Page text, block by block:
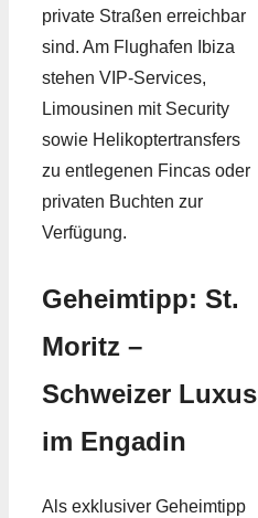
private Straßen erreichbar
sind. Am Flughafen Ibiza
stehen VIP-Services,
Limousinen mit Security
sowie Helikoptertransfers
zu entlegenen Fincas oder
privaten Buchten zur
Verfügung.
Geheimtipp: St.
Moritz –
Schweizer Luxus
im Engadin
Als exklusiver Geheimtipp